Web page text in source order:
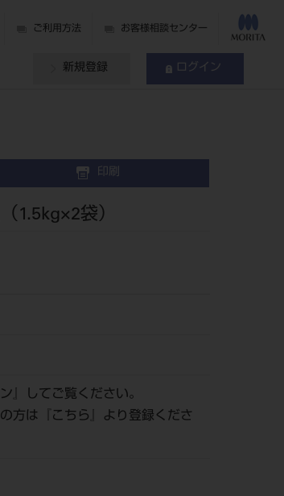
ご利用方法 お客様相談センター
新規登録 ログイン
印刷
1.5kg×2袋）
』してご覧ください。
方は『
こちら
』より登録くださ